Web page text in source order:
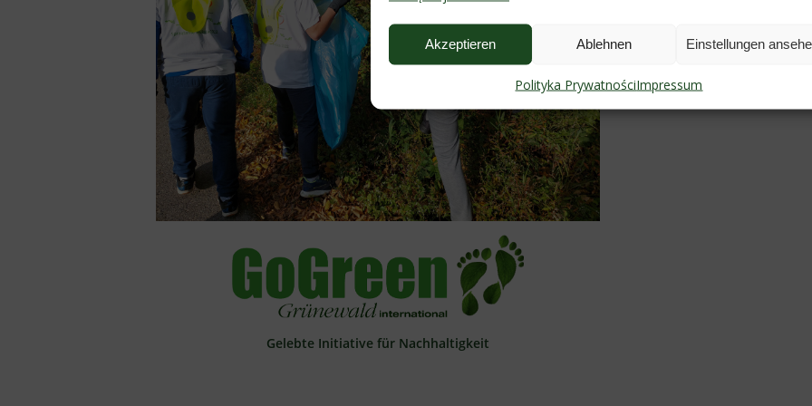
Akzeptieren Ablehnen Einstellungen
Polityka PrywatnościImpressum
Gelebte Initiative für Nachhaltigkeit